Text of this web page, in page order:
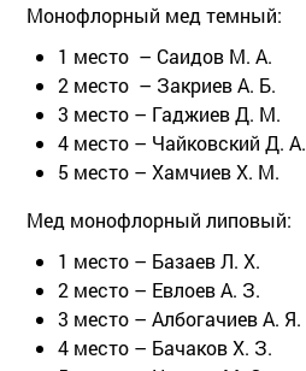
Монофлорный мед темный:
1 место – Саидов М. А.
2 место – Закриев А. Б.
3 место – Гаджиев Д. М.
4 место – Чайковский Д. А.
5 место – Хамчиев Х. М.
Мед монофлорный липовый:
1 место – Базаев Л. Х.
2 место – Евлоев А. З.
3 место – Албогачиев А. Я.
4 место – Бачаков Х. З.